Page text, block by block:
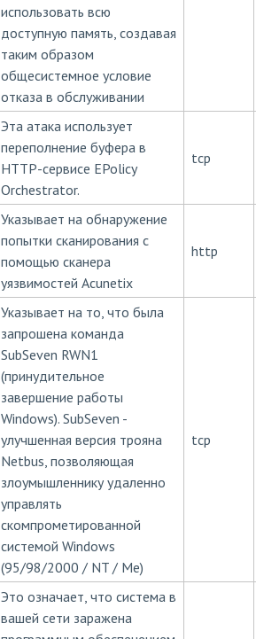
использовать всю
доступную память, создавая
таким образом
общесистемное условие
отказа в обслуживании
Эта атака использует
переполнение буфера в
HTTP-сервисе EPolicy
Orchestrator.
tcp
Указывает на обнаружение
попытки сканирования с
помощью сканера
уязвимостей Acunetix
http
Указывает на то, что была
запрошена команда
SubSeven RWN1
(принудительное
завершение работы
Windows). SubSeven -
улучшенная версия трояна
Netbus, позволяющая
злоумышленнику удаленно
управлять
скомпрометированной
системой Windows
(95/98/2000 / NT / Me)
tcp
Это означает, что система в
вашей сети заражена